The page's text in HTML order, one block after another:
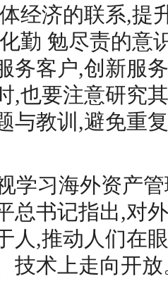
经济的联系,提
勤 勉尽责的意
务客户,创新服
,也要注意研究
与教训,避免重
学习海外资产
总书记指出,对
人,推动人们在
技术上走向开